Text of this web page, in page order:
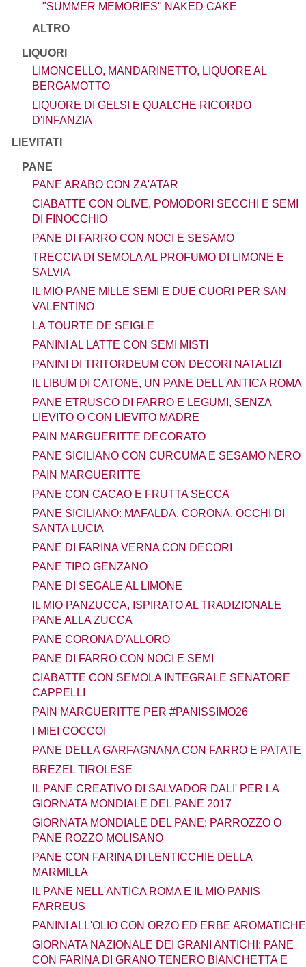
"SUMMER MEMORIES" NAKED CAKE
ALTRO
LIQUORI
LIMONCELLO, MANDARINETTO, LIQUORE AL
BERGAMOTTO
LIQUORE DI GELSI E QUALCHE RICORDO
D'INFANZIA
LIEVITATI
PANE
PANE ARABO CON ZA'ATAR
CIABATTE CON OLIVE, POMODORI SECCHI E SEMI
DI FINOCCHIO
PANE DI FARRO CON NOCI E SESAMO
TRECCIA DI SEMOLA AL PROFUMO DI LIMONE E
SALVIA
IL MIO PANE MILLE SEMI E DUE CUORI PER SAN
VALENTINO
LA TOURTE DE SEIGLE
PANINI AL LATTE CON SEMI MISTI
PANINI DI TRITORDEUM CON DECORI NATALIZI
IL LIBUM DI CATONE, UN PANE DELL'ANTICA ROMA
PANE ETRUSCO DI FARRO E LEGUMI, SENZA
LIEVITO O CON LIEVITO MADRE
PAIN MARGUERITTE DECORATO
PANE SICILIANO CON CURCUMA E SESAMO NERO
PAIN MARGUERITTE
PANE CON CACAO E FRUTTA SECCA
PANE SICILIANO: MAFALDA, CORONA, OCCHI DI
SANTA LUCIA
PANE DI FARINA VERNA CON DECORI
PANE TIPO GENZANO
PANE DI SEGALE AL LIMONE
IL MIO PANZUCCA, ISPIRATO AL TRADIZIONALE
PANE ALLA ZUCCA
PANE CORONA D'ALLORO
PANE DI FARRO CON NOCI E SEMI
CIABATTE CON SEMOLA INTEGRALE SENATORE
CAPPELLI
PAIN MARGUERITTE PER #PANISSIMO26
I MIEI COCCOI
PANE DELLA GARFAGNANA CON FARRO E PATATE
BREZEL TIROLESE
IL PANE CREATIVO DI SALVADOR DALI' PER LA
GIORNATA MONDIALE DEL PANE 2017
GIORNATA MONDIALE DEL PANE: PARROZZO O
PANE ROZZO MOLISANO
PANE CON FARINA DI LENTICCHIE DELLA
MARMILLA
IL PANE NELL'ANTICA ROMA E IL MIO PANIS
FARREUS
PANINI ALL'OLIO CON ORZO ED ERBE AROMATICHE
GIORNATA NAZIONALE DEI GRANI ANTICHI: PANE
CON FARINA DI GRANO TENERO BIANCHETTA E